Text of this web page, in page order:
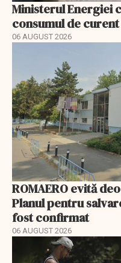
Ministerul Energiei
consumul de curent
06 AUGUST 2026
ROMAERO evită
Planul pentru
fost confirmat
06 AUGUST 2026